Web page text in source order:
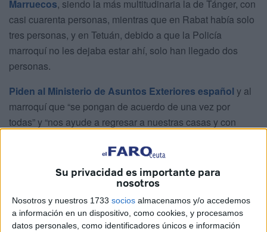
Su privacidad es importante para
nosotros
Nosotros y nuestros 1733 socios almacenamos y/o accedemos
a información en un dispositivo, como cookies, y procesamos
datos personales, como identificadores únicos e información
Marruecos, siendo la más multitudinaria la de Tánger, con
casi cuarenta personas, mientras que en Rabat había solo
tres personas, y en Tetuán, debido a que la Policía
marroquí no les dejaba estar ahí, solo han llegado dos
personas.
Piden al Ministerio de Asuntos Exteriores español y al
marroquí que “se pongan de acuerdo de una vez por
todas” y “nos ayude a regresar a nuestras casas y con
Son muchos los “dramas” que hay detrás de la historia de
cada uno de ellos. Familias que están separadas de sus
enfermas, “con enfermedades terminales”, mujeres
embarazadas a punto de dar a luz solas y en casas que no